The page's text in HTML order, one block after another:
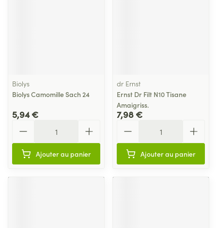
Biolys
Biolys Camomille Sach 24
5,94 €
Ajouter au panier
dr Ernst
Ernst Dr Filt N10 Tisane
Amaigriss.
7,98 €
Ajouter au panier